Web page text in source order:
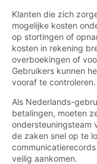
Klanten die zich
mogelijke kosten
op stortingen of
kosten in rekening
overboekingen of
Gebruikers kunnen
vooraf te controleren.
Als Nederlands-
betalingen, moeten
ondersteuningsteam
de zaken snel op te
veilig aankomen.